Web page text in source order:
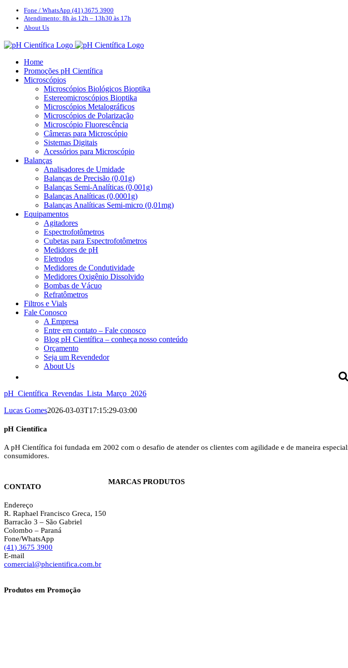
para
Instagram
WhatsAppFone / WhatsApp (41) 3675 3900
Atendimento: 8h às 12h – 13h30 às 17h
About Us
Home
Promoções pH Científica
Microscópios
Microscópios Biológicos Bioptika
Estereomicroscópios Bioptika
Microscópios Metalográficos
Microscópios de Polarização
Microscópio Fluorescência
Câmeras para Microscópio
Sistemas Digitais
Acessórios para Microscópio
Balanças
Analisadores de Umidade
Balanças de Precisão (0,01g)
Balanças Semi-Analíticas (0,001g)
Balanças Analíticas (0,0001g)
Balanças Analíticas Semi-micro (0,01mg)
Equipamentos
Agitadores
Espectrofotômetros
Cubetas para Espectrofotômetros
Medidores de pH
Eletrodos
Medidores de Condutividade
Medidores Oxigênio Dissolvido
Bombas de Vácuo
Refratômetros
Filtros e Vials
Fale Conosco
A Empresa
Entre em contato – Fale conosco
Blog pH Científica – conheça nosso conteúdo
Orçamento
Seja um Revendedor
About Us
pH_Científica_Revendas_Lista_Março_2026
Lucas Gomes2026-03-03T17:15:29-03:00
pH Científica
A pH Científica foi fundada em 2002 com o desafio de atender os clientes com agilidade e de maneira
consumidores.
CONTATO
Endereço
R. Raphael Francisco Greca, 150
Barracão 3 – São Gabriel
Colombo – Paraná
Fone/WhatsApp
(41) 3675 3900
E-mail
comercial@phcientifica.com.br
MARCAS PRODUTOS
Produtos em Promoção